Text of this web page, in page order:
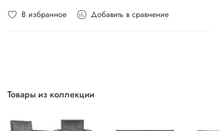
В избранное Добавить в сравнение
Товары из коллекции